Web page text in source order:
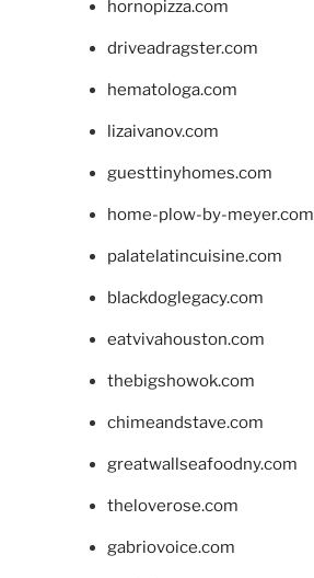
hornopizza.com
driveadragster.com
hematologa.com
lizaivanov.com
guesttinyhomes.com
home-plow-by-meyer.com
palatelatincuisine.com
blackdoglegacy.com
eatvivahouston.com
thebigshowok.com
chimeandstave.com
greatwallseafoodny.com
theloverose.com
gabriovoice.com